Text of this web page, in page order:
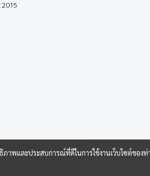
ภาพและประสบการณ์ที่ดีในการใช้งานเว็บไซต์ของ